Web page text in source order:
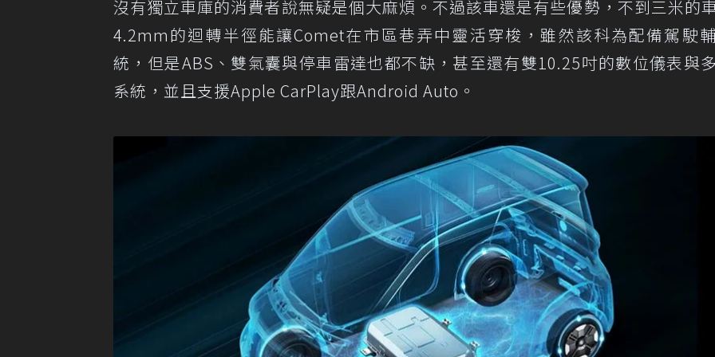
沒有獨立車庫的消費者說無疑是個大麻煩。不過該車還是有些優勢，不到三米的
4.2mm的迴轉半徑能讓Comet在市區巷弄中靈活穿梭，雖然該科為配備駕駛
統，但是ABS、雙氣囊與停車雷達也都不缺，甚至還有雙10.25吋的數位儀表與
系統，並且支援Apple CarPlay跟Android Auto。